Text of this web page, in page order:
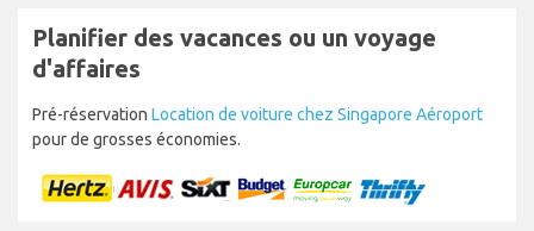
Planifier des vacances ou un voyage
d'affaires
Pré-réservation Location de voiture chez Singapore Aéroport
pour de grosses économies.